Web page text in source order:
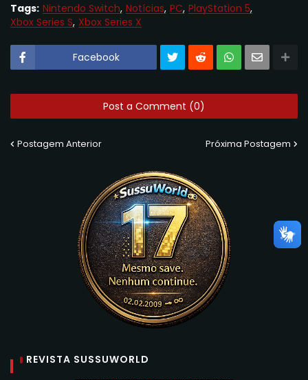
Tags: Nintendo Switch Notícias PC PlayStation 5
Xbox Series S Xbox Series X
Facebook
Post a Comment (0)
Postagem Anterior Próxima Postagem
REVISTA SUSSUWORLD